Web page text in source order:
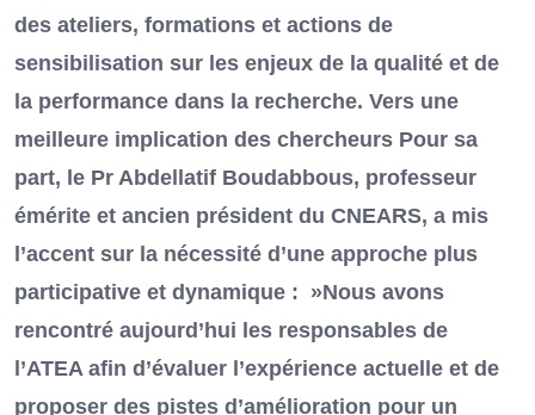
des ateliers, formations et actions de
sensibilisation sur les enjeux de la qualité et de
la performance dans la recherche. Vers une
meilleure implication des chercheurs Pour sa
part, le Pr Abdellatif Boudabbous, professeur
émérite et ancien président du CNEARS, a mis
l’accent sur la nécessité d’une approche plus
participative et dynamique : »Nous avons
rencontré aujourd’hui les responsables de
l’ATEA afin d’évaluer l’expérience actuelle et de
proposer des pistes d’amélioration pour un